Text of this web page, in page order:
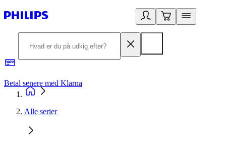
Betal senere med Klarna
Alle serier